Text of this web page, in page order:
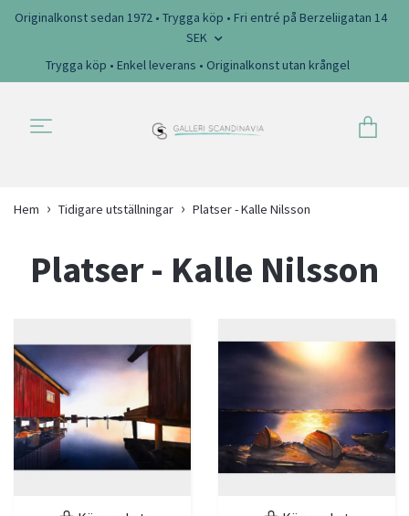
Originalkonst sedan 1972 • Trygga köp • Fri entré på Berzeliigatan 14
SEK
Trygga köp • Enkel leverans • Originalkonst utan krångel
Hem Tidigare utställningar Platser - Kalle Nilsson
Platser - Kalle Nilsson